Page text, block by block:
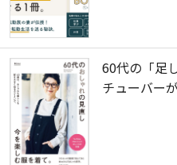
60代の「足
チューバー